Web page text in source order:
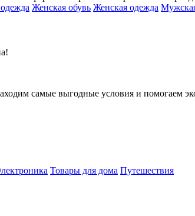
Женская обувь Женская одежда
самые выгодные условия и помогаем
Товары для дома Путешествия